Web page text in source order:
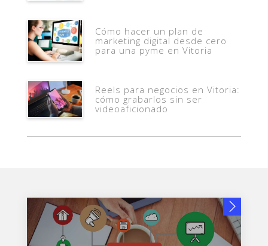
Cómo hacer un plan de
marketing digital desde cero
para una pyme en Vitoria
Reels para negocios en Vitoria:
cómo grabarlos sin ser
videoaficionado